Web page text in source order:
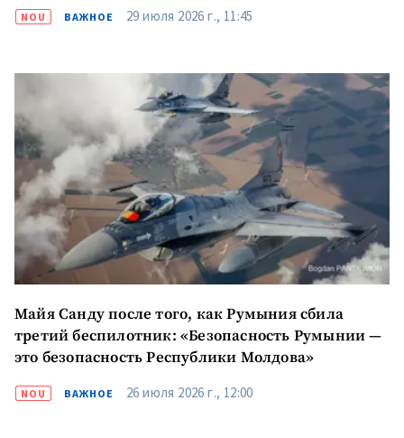
NOU ВАЖНОЕ 29 июля 2026 г., 11:45
Майя Санду после того, как Румыния сбила
третий беспилотник: «Безопасность Румынии —
это безопасность Республики Молдова»
NOU ВАЖНОЕ 26 июля 2026 г., 12:00
МОЯ НОВОСТЬ
+ Добавить